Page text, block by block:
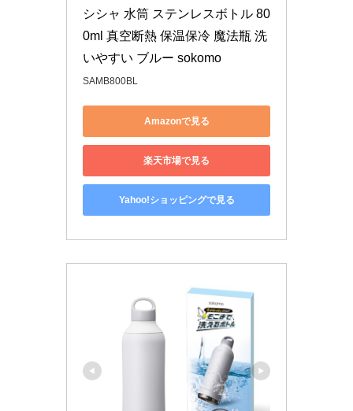
シシャ 水筒 ステンレスボトル 80
0ml 真空断熱 保温保冷 魔法瓶 洗
いやすい ブルー sokomo
SAMB800BL
Amazonで見る
楽天市場で見る
Yahoo!ショッピングで見る